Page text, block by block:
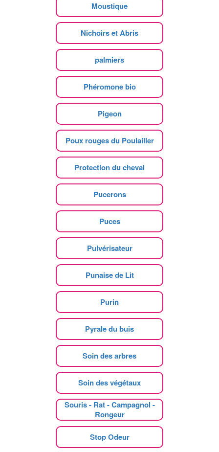
Moustique
Nichoirs et Abris
palmiers
Phéromone bio
Pigeon
Poux rouges du Poulailler
Protection du cheval
Pucerons
Puces
Pulvérisateur
Punaise de Lit
Purin
Pyrale du buis
Soin des arbres
Soin des végétaux
Souris - Rat - Campagnol -
Rongeur
Stop Odeur